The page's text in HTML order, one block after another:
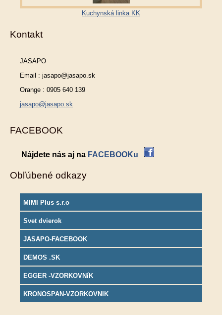
Kuchynská linka KK
Kontakt
JASAPO
Email : jasapo@jasapo.sk
Orange : 0905 640 139
jasapo@jasapo.sk
FACEBOOK
Nájdete nás aj na FACEBOOKu
Obľúbené odkazy
MIMI Plus s.r.o
Svet dvierok
JASAPO-FACEBOOK
DEMOS .SK
EGGER -VZORKOVNíK
KRONOSPAN-VZORKOVNIK